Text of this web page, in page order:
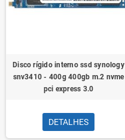
Disco rígido interno ssd synology
snv3410 - 400g 400gb m.2 nvme
pci express 3.0
DETALHES